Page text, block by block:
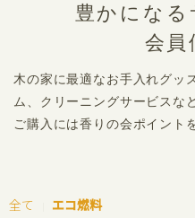
豊かになる
会員
木の家に最適なお手入れグッ
ム、クリーニングサービスな
ご購入には香りの会ポイント
全て
エコ燃料